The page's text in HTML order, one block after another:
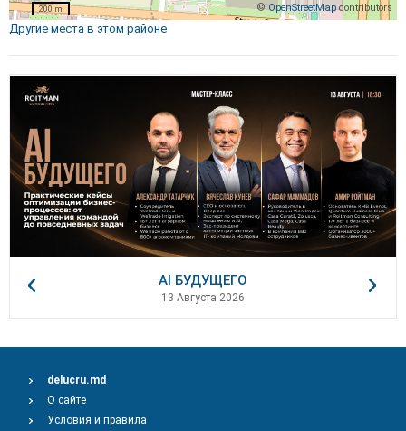
© OpenStreetMapcontributors
200 m
Другие места в этом районе
AI БУДУЩЕГО
13 Августа 2026
delucru.md
О сайте
Условия и правила